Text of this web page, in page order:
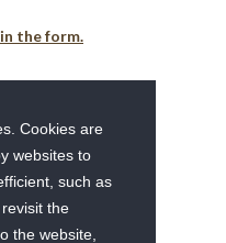
Cookies are
websites to
such as
the
the website,
the form.